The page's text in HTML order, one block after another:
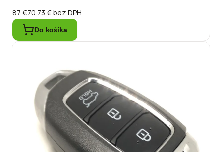
87 €70.73 €bez DPH
Do košíka